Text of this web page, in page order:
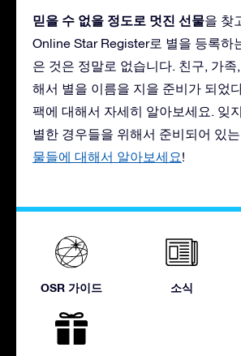
믿을 수 없을 정도로 멋진 선물을 찾
Online Star Register로 별을 등록하
은 것은 정말로 없습니다. 친구, 가족
해서 별을 이름을 지을 준비가 되었
팩에 대해서 자세히 알아보세요. 잊
별한 경우들을 위해서 준비되어 있는
물들에 대해서 알아보세요!
OSR 가이드 소식